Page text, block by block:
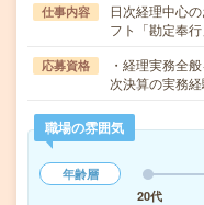
仕事内容
日次経理中心
フト「勘定奉
応募資格
・経理実務全
次決算の実務
職場の雰囲気
年齢層
20代